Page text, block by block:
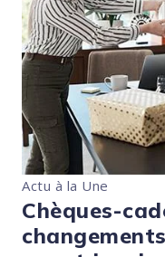
Actu à la Une
Chèques-